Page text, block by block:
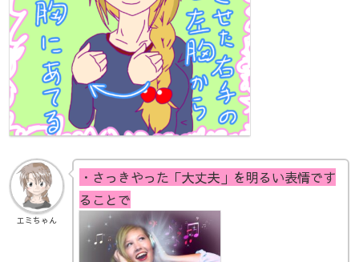
エミちゃん
・さっきやった「大丈夫」を明るい表情です
ることで